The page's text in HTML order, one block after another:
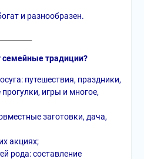
и разнообразен.
традиции?
путешествия, праздники,
игры и многое,
заготовки, дача,
акциях;
рода: составление